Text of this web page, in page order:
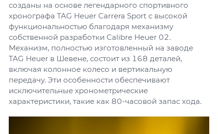
созданы на основе легендарного спортивного
хронографа TAG Heuer Carrera Sport с высокой
функциональностью благодаря механизму
собственной разработки Calibre Heuer 02.
Механизм, полностью изготовленный на заводе
TAG Heuer в Шевене, состоит из 168 деталей,
включая колонное колесо и вертикальную
передачу. Эти особенности обеспечивают
исключительные хронометрические
характеристики, такие как 80-часовой запас хода.